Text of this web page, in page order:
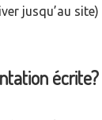
jusqu’au site)
écrite?